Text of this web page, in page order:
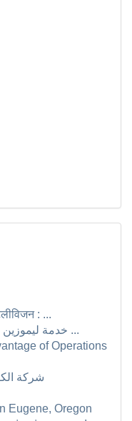
: ...
خدمة ليموزين القاهرة الدولي : مغامرة راقية ...
of Operations
شركة
Eugene, Oregon